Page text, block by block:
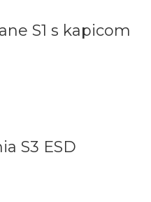
S1 s kapicom
S3 ESD